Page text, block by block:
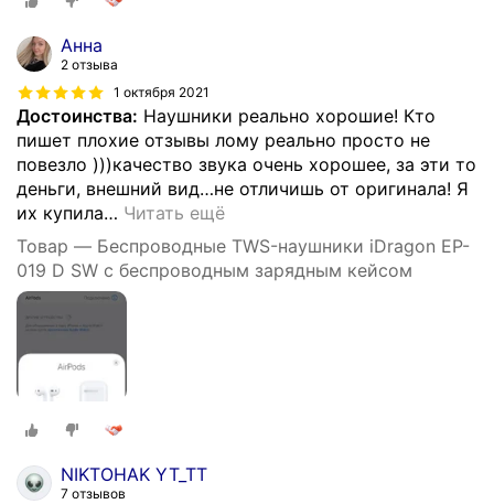
Анна
2 отзыва
1 октября 2021
Достоинства: Наушники реально хорошие! Кто
пишет плохие отзывы лому реально просто не
повезло )))качество звука очень хорошее, за эти то
деньги, внешний вид…не отличишь от оригинала! Я
их купила… Читать ещё
Товар — Беспроводные TWS-наушники iDragon EP-
019 D SW с беспроводным зарядным кейсом
NIKTOHAK YT_TT
7 отзывов